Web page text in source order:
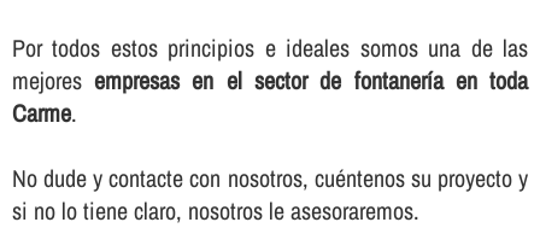
Por todos estos principios e ideales somos una de las
mejoresempresas en el sector de fontanerí­a en toda
Carme.
No dude y contacte con nosotros, cuéntenos su proyecto y
si no lo tiene claro, nosotros le asesoraremos.